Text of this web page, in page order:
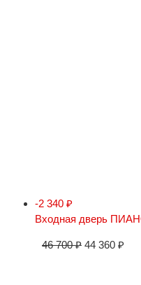
-2 340 ₽
Входная дверь
46 700₽ 44 360 ₽